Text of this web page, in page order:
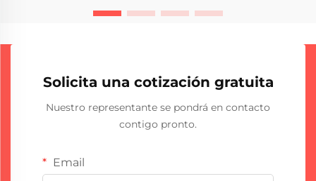
Solicita una cotización gratuita
Nuestro representante se pondrá en contacto
contigo pronto.
Email